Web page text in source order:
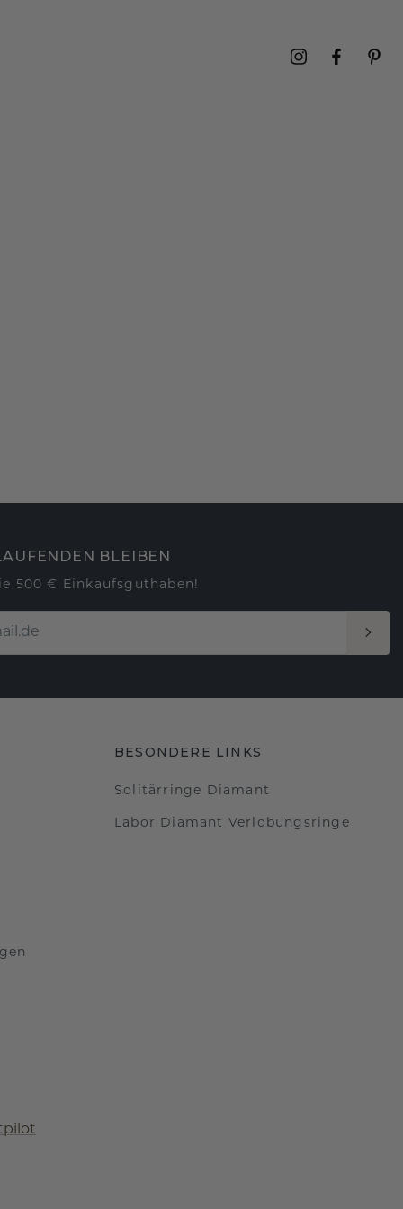
BLEIBEN
500 € Einkaufsguthaben!
BESONDERE LINKS
Solitärringe Diamant
Labor Diamant Verlobungsringe